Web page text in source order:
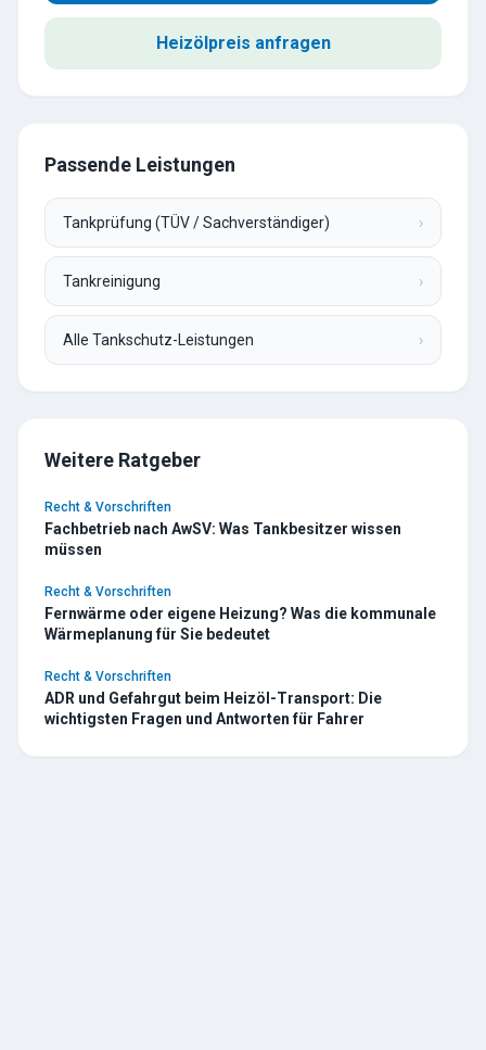
Heizölpreis anfragen
Passende Leistungen
Tankprüfung (TÜV / Sachverständiger) ›
Tankreinigung ›
Alle Tankschutz-Leistungen ›
Weitere Ratgeber
Recht & Vorschriften
Fachbetrieb nach AwSV: Was Tankbesitzer wissen
müssen
Recht & Vorschriften
Fernwärme oder eigene Heizung? Was die kommunale
Wärmeplanung für Sie bedeutet
Recht & Vorschriften
ADR und Gefahrgut beim Heizöl-Transport: Die
wichtigsten Fragen und Antworten für Fahrer